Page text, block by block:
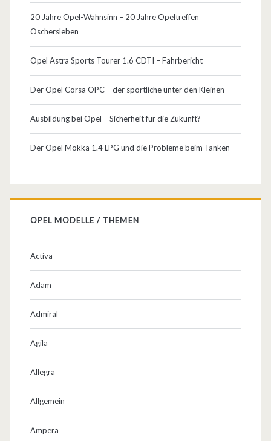
l
F
a
h
z
e
g
e
20 Jahre Opel-Wahnsinn – 20 Jahre Opeltreffen
Oschersleben
Opel Astra Sports Tourer 1.6 CDTI – Fahrbericht
Der Opel Corsa OPC – der sportliche unter den Kleinen
Ausbildung bei Opel – Sicherheit für die Zukunft?
Der Opel Mokka 1.4 LPG und die Probleme beim Tanken
OPEL MODELLE / THEMEN
Activa
Adam
Admiral
Agila
Allegra
Allgemein
Ampera